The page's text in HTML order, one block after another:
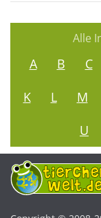
Alle
A B C
K
L M
U